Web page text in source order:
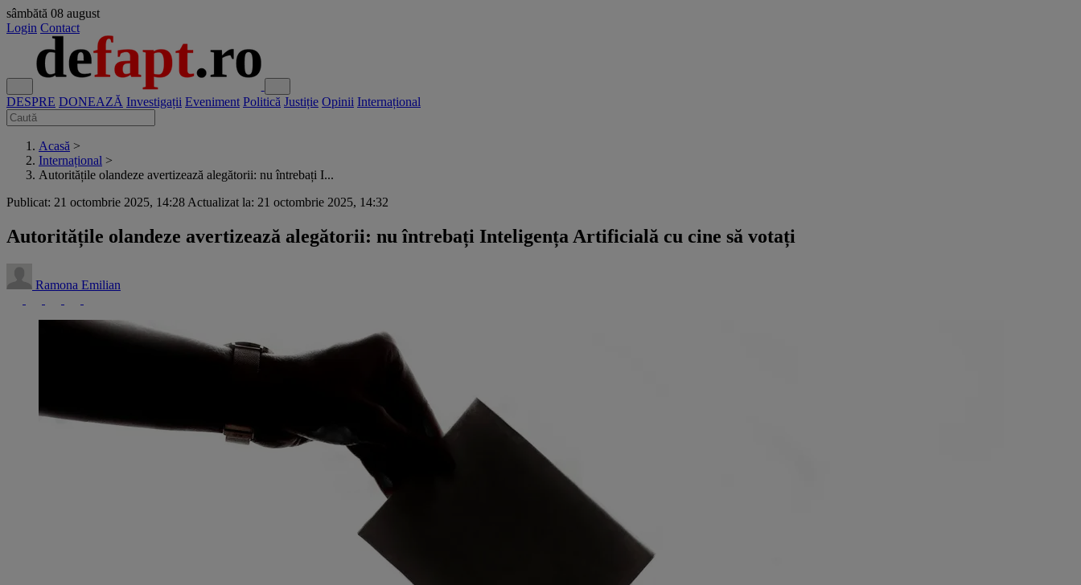
sâmbătă 08 august
Login Contact
DESPRE DONEAZĂ Investigații Eveniment Politică Justiție Opinii Internațional
Acasă >
Internațional >
Autoritățile olandeze avertizează alegătorii: nu întrebați I...
Publicat: 21 octombrie 2025, 14:28 Actualizat la: 21 octombrie 2025, 14:32
Autoritățile olandeze avertizează alegătorii: nu întrebați Inteligența Artificială cu cine să votați
Ramona Emilian